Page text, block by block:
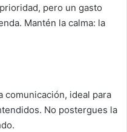
pero un gasto
Mantén la calma: la
comunicación, ideal para
No postergues la